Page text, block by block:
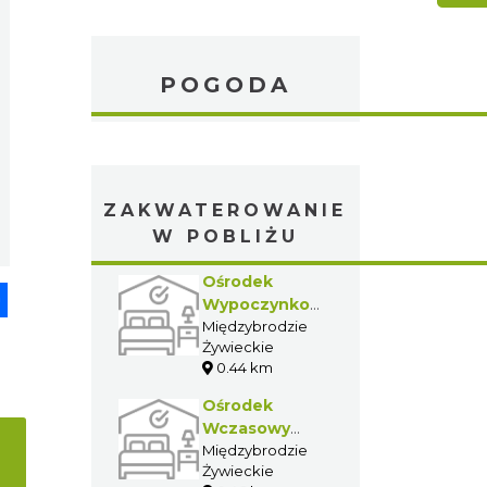
POGODA
ZAKWATEROWANIE
W POBLIŻU
Ośrodek
Wypoczynkowy
"Niagara"
Międzybrodzie
Żywieckie
0.44 km
Ośrodek
Wczasowy
"Ondraszek"
Międzybrodzie
Żywieckie